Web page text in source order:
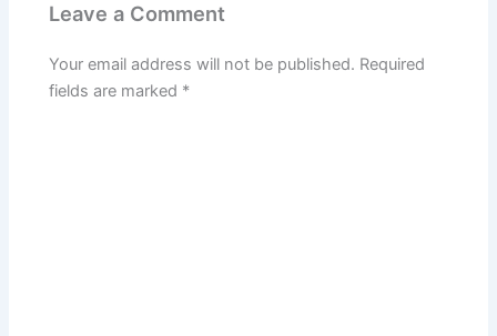
Leave a Comment
Your email address will not be published. Required
fields are marked *